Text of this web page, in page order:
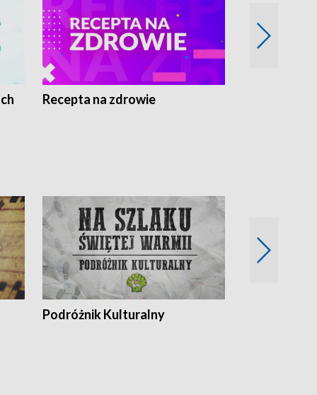
Recepta na zdrowie
Podróżnik Kulturalny